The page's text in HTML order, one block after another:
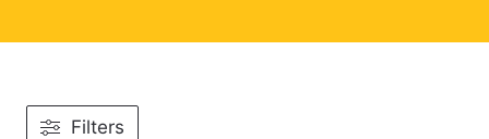
Filters